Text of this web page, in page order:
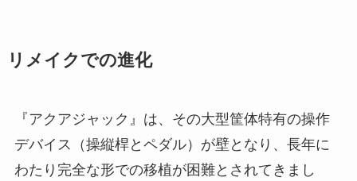
リメイクでの進化
『アクアジャック』は、その大型筐体特有の操作
デバイス（操縦桿とペダル）が壁となり、長年に
わたり完全な形での移植が困難とされてきまし